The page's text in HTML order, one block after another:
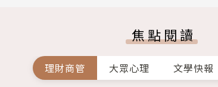
焦點閱讀
理財商管 大眾心理 文學快報